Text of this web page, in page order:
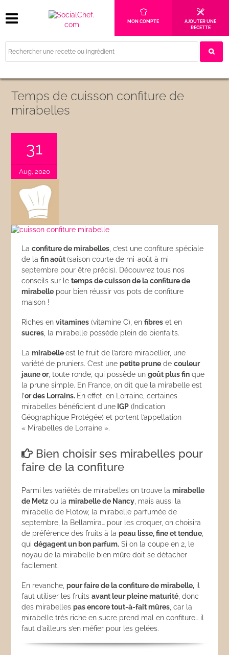
MON COMPTE
AJOUTER UNE
RECETTE
Temps de cuisson confiture de
mirabelles
31
Aug, 2020
Laconfiture de mirabelles , c’est une confiture spéciale
de lafin août(saison courte de mi-août à mi-
septembre pour être précis). Découvrez tous nos
conseils sur letemps de cuisson de la confiture de
mirabelle pour bien réussir vos pots de confiture
maison !
Riches envitamines (vitamine C), enfibres et en
sucres , la mirabelle possède plein de bienfaits.
Lamirabelleest le fruit de l’arbre mirabellier, une
variété de pruniers. C’est unepetite prune decouleur
jaune or, toute ronde, qui possède ungoût plus fin que
la prune simple. En France, on dit que la mirabelle est
l’or des Lorrains. En effet, en Lorraine, certaines
mirabelles bénéficient d’une IGP (Indication
Géographique Protégée) et portent l’appellation
« Mirabelles de Lorraine ».
Bien choisir ses mirabelles pour
faire de la confiture
Parmi les variétés de mirabelles on trouve lamirabelle
de Metz ou lamirabelle de Nancy , mais aussi la
mirabelle de Flotow, la mirabelle parfumée de
septembre, la Bellamira… pour les croquer, on choisira
de préférence des fruits à lapeau lisse, fine et tendue
quidégagent un bon parfum. Si on la coupe en 2, le
noyau de la mirabelle bien mûre doit se détacher
facilement.
En revanche,pour faire de la confiture de mirabelle, il
faut utiliser les fruitsavant leur pleine maturité , donc
des mirabellespas encore tout-à-fait mûres , car la
mirabelle très riche en sucre prend mal en confiture… il
faut d’ailleurs s’en méfier pour les gelées.